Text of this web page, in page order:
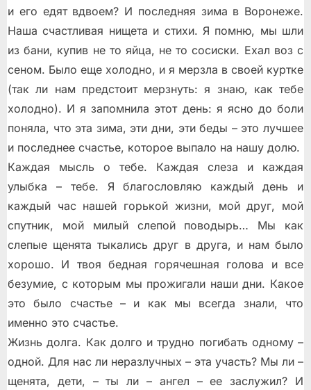
и его едят вдвоем? И последняя зима в Воронеже.
Наша счастливая нищета и стихи. Я помню, мы шли
из бани, купив не то яйца, не то сосиски. Ехал воз с
сеном. Было еще холодно, и я мерзла в своей куртке
(так ли нам предстоит мерзнуть: я знаю, как тебе
холодно). И я запомнила этот день: я ясно до боли
поняла, что эта зима, эти дни, эти беды – это лучшее
и последнее счастье, которое выпало на нашу долю.
Каждая мысль о тебе. Каждая слеза и каждая
улыбка – тебе. Я благословляю каждый день и
каждый час нашей горькой жизни, мой друг, мой
спутник, мой милый слепой поводырь… Мы как
слепые щенята тыкались друг в друга, и нам было
хорошо. И твоя бедная горячешная голова и все
безумие, с которым мы прожигали наши дни. Какое
это было счастье – и как мы всегда знали, что
именно это счастье.
Жизнь долга. Как долго и трудно погибать одному –
одной. Для нас ли неразлучных – эта участь? Мы ли –
щенята, дети, – ты ли – ангел – ее заслужил? И